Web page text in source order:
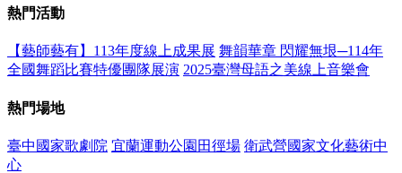
熱門活動
【藝師藝有】113年度線上成果展 舞韻華章 閃耀無垠─114年
全國舞蹈比賽特優團隊展演 2025臺灣母語之美線上音樂會
熱門場地
臺中國家歌劇院 宜蘭運動公園田徑場 衛武營國家文化藝術中
心